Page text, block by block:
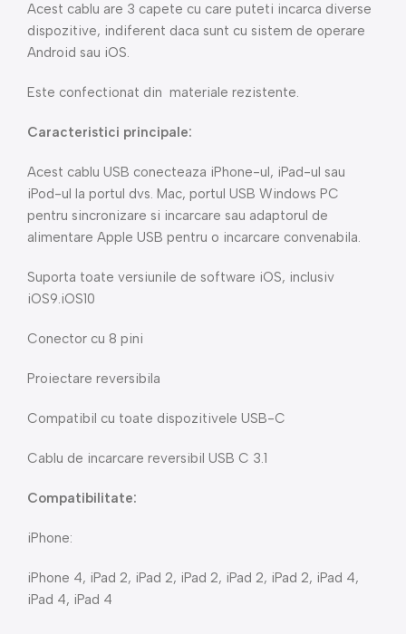
Acest cablu are 3 capete cu care puteti incarca diverse
dispozitive, indiferent daca sunt cu sistem de operare
Android sau iOS.
Este confectionat din materiale rezistente.
Caracteristici principale:
Acest cablu USB conecteaza iPhone-ul, iPad-ul sau
iPod-ul la portul dvs. Mac, portul USB Windows PC
pentru sincronizare si incarcare sau adaptorul de
alimentare Apple USB pentru o incarcare convenabila.
Suporta toate versiunile de software iOS, inclusiv
iOS9.iOS10
Conector cu 8 pini
Proiectare reversibila
Compatibil cu toate dispozitivele USB-C
Cablu de incarcare reversibil USB C 3.1
Compatibilitate:
iPhone:
iPhone 4, iPad 2, iPad 2, iPad 2, iPad 2, iPad 2, iPad 4,
iPad 4, iPad 4